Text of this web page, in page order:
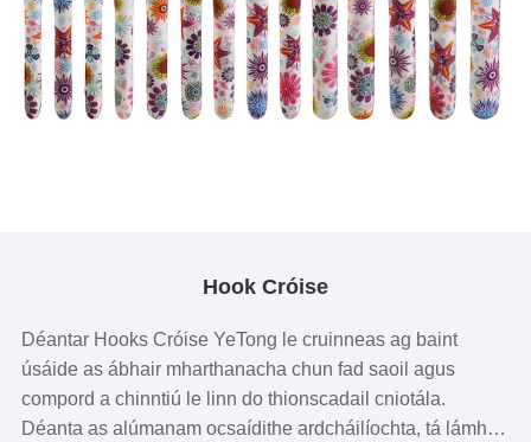
Hook Cróise
Déantar Hooks Cróise YeTong le cruinneas ag baint
úsáide as ábhair mharthanacha chun fad saoil agus
compord a chinntiú le linn do thionscadail cniotála.
Déanta as alúmanam ocsaídithe ardcháilíochta, tá lámh